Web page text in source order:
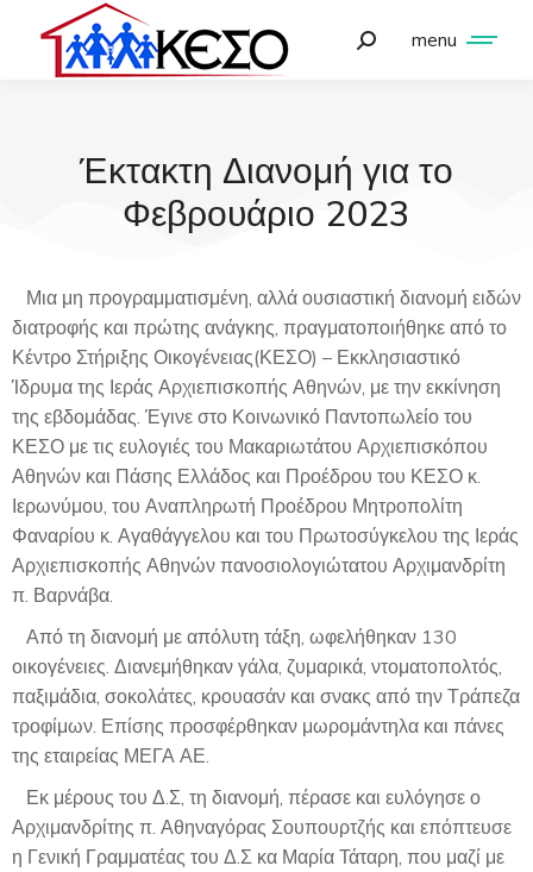
menu
Έκτακτη Διανομή για το
Φεβρουάριο 2023
Μια μη προγραμματισμένη, αλλά ουσιαστική διανομή ειδών
διατροφής και πρώτης ανάγκης, πραγματοποιήθηκε από το
Κέντρο Στήριξης Οικογένειας(ΚΕΣΟ) – Εκκλησιαστικό
Ίδρυμα της Ιεράς Αρχιεπισκοπής Αθηνών, με την εκκίνηση
της εβδομάδας. Έγινε στο Κοινωνικό Παντοπωλείο του
ΚΕΣΟ με τις ευλογιές του Μακαριωτάτου Αρχιεπισκόπου
Αθηνών και Πάσης Ελλάδος και Προέδρου του ΚΕΣΟ κ.
Ιερωνύμου, του Αναπληρωτή Προέδρου Μητροπολίτη
Φαναρίου κ. Αγαθάγγελου και του Πρωτοσύγκελου της Ιεράς
Αρχιεπισκοπής Αθηνών πανοσιολογιώτατου Αρχιμανδρίτη
π. Βαρνάβα.
Από τη διανομή με απόλυτη τάξη, ωφελήθηκαν 130
οικογένειες. Διανεμήθηκαν γάλα, ζυμαρικά, ντοματοπολτός,
παξιμάδια, σοκολάτες, κρουασάν και σνακς από την Τράπεζα
τροφίμων. Επίσης προσφέρθηκαν μωρομάντηλα και πάνες
της εταιρείας ΜΕΓΑ ΑΕ.
Εκ μέρους του Δ.Σ, τη διανομή, πέρασε και ευλόγησε ο
Αρχιμανδρίτης π. Αθηναγόρας Σουπουρτζής και επόπτευσε
η Γενική Γραμματέας του Δ.Σ κα Μαρία Τάταρη, που μαζί με